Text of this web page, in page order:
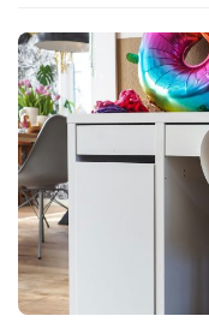
TÉLÉPHONE